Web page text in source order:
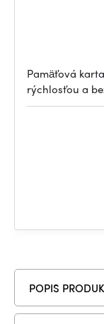
Pamäťová
rýchlosťou a
POPIS